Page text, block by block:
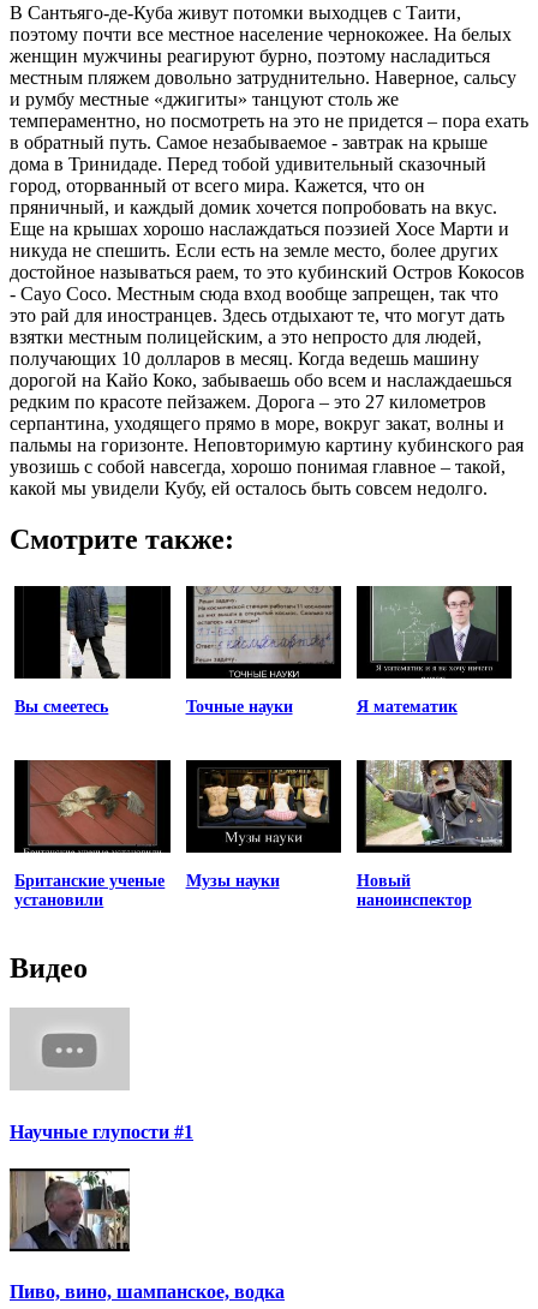
В Сантьяго-де-Куба живут потомки выходцев с Таити,
поэтому почти все местное население чернокожее. На белых
женщин мужчины реагируют бурно, поэтому насладиться
местным пляжем довольно затруднительно. Наверное, сальсу
и румбу местные «джигиты» танцуют столь же
темпераментно, но посмотреть на это не придется – пора ехать
в обратный путь. Самое незабываемое - завтрак на крыше
дома в Тринидаде. Перед тобой удивительный сказочный
город, оторванный от всего мира. Кажется, что он
пряничный, и каждый домик хочется попробовать на вкус.
Еще на крышах хорошо наслаждаться поэзией Хосе Марти и
никуда не спешить. Если есть на земле место, более других
достойное называться раем, то это кубинский Остров Кокосов
- Cayo Coco. Местным сюда вход вообще запрещен, так что
это рай для иностранцев. Здесь отдыхают те, что могут дать
взятки местным полицейским, а это непросто для людей,
получающих 10 долларов в месяц. Когда ведешь машину
дорогой на Кайо Коко, забываешь обо всем и наслаждаешься
редким по красоте пейзажем. Дорога – это 27 километров
серпантина, уходящего прямо в море, вокруг закат, волны и
пальмы на горизонте. Неповторимую картину кубинского рая
увозишь с собой навсегда, хорошо понимая главное – такой,
какой мы увидели Кубу, ей осталось быть совсем недолго.
Смотрите также:
Вы смеетесь Точные науки Я математик
Британские ученые
установили
Музы науки
Новый
наноинспектор
Видео
Научные глупости #1
Пиво, вино, шампанское, водка